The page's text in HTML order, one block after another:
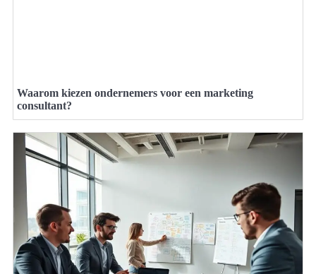
Waarom kiezen ondernemers voor een marketing
consultant?